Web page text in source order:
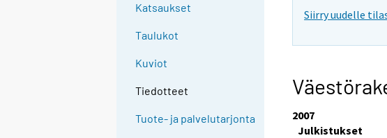
Katsaukset
Taulukot
Kuviot
Tiedotteet
Tuote- ja palvelutarjonta
Siirry uudelle
2007
Julkistukset